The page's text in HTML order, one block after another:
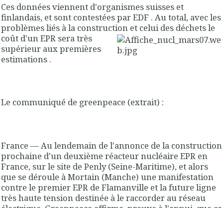
Ces données viennent d'organismes suisses et
finlandais, et sont contestées par EDF . Au total, avec les
problèmes liés à la construction et celuides déchets le
coût d'un EPR sera très
supérieur aux premières
estimations .
Le communiqué de greenpeace (extrait) :
France — Au lendemain de l'annonce de la construction
prochaine d'un deuxième réacteur nucléaire EPR en
France, sur le site de Penly (Seine-Maritime), et alors
que se déroule à Mortain (Manche) une manifestation
contre le premier EPR de Flamanville et la future ligne
très haute tension destinée à le raccorder au réseau